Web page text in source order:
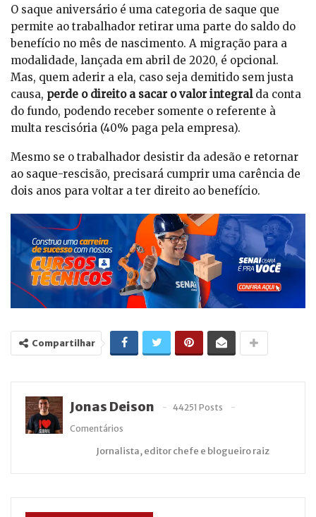
O saque aniversário é uma categoria de saque que
permite ao trabalhador retirar uma parte do saldo do
benefício no mês de nascimento. A migração para a
modalidade, lançada em abril de 2020, é opcional.
Mas, quem aderir a ela, caso seja demitido sem justa
causa, perde o direito a sacar o valor integralda conta
do fundo, podendo receber somente o referente à
multa rescisória (40% paga pela empresa).
Mesmo se o trabalhador desistir da adesão e retornar
ao saque-rescisão, precisará cumprir uma carência de
dois anos para voltar a ter direito ao benefício.
Compartilhar
Jonas Deison
44251 Posts
Comentários
Jornalista, editor chefe e blogueiro raiz